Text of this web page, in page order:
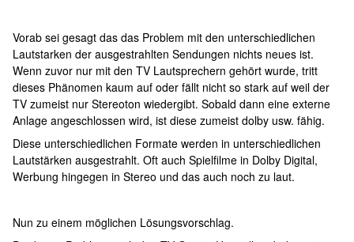
Vorab sei gesagt das das Problem mit den unterschiedlichen
Lautstarken der ausgestrahlten Sendungen nichts neues ist.
Wenn zuvor nur mit den TV Lautsprechern gehört wurde, tritt
dieses Phänomen kaum auf oder fällt nicht so stark auf weil der
TV zumeist nur Stereoton wiedergibt. Sobald dann eine externe
Anlage angeschlossen wird, ist diese zumeist dolby usw. fähig.
Diese unterschiedlichen Formate werden in unterschiedlichen
Lautstärken ausgestrahlt. Oft auch Spielfilme in Dolby Digital,
Werbung hingegen in Stereo und das auch noch zu laut.
Nun zu einem möglichen Lösungsvorschlag.